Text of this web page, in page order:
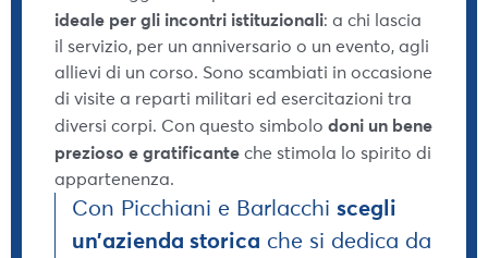
ideale per gli incontri istituzionali: a chi lascia
il servizio, per un anniversario o un evento, agli
allievi di un corso. Sono scambiati in occasione
di visite a reparti militari ed esercitazioni tra
diversi corpi. Con questo simbolo doni un bene
prezioso e gratificante che stimola lo spirito di
appartenenza.
Con Picchiani e Barlacchi scegli
un’azienda storica che si dedica da